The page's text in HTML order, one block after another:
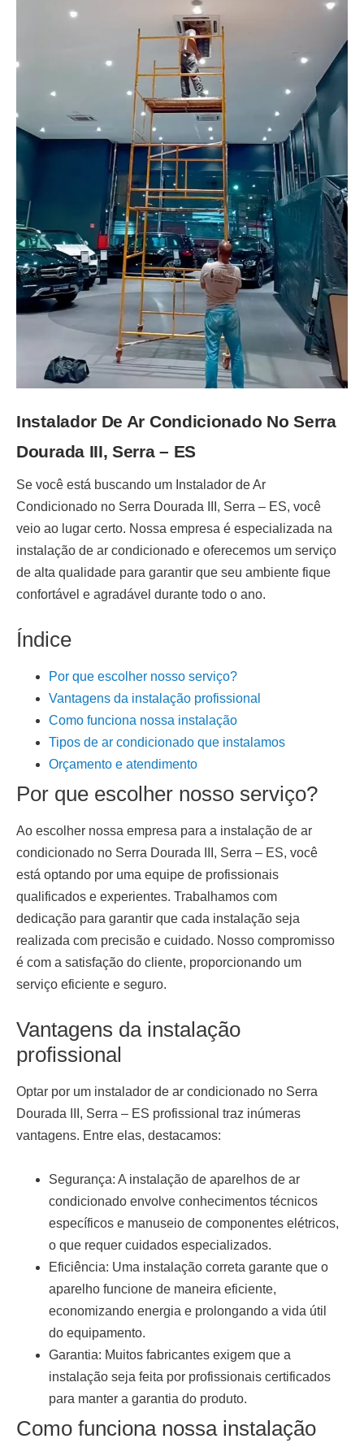
Instalador De Ar Condicionado No Serra
Dourada III, Serra – ES
Se você está buscando um Instalador de Ar
Condicionado no Serra Dourada III, Serra – ES, você
veio ao lugar certo. Nossa empresa é especializada na
instalação de ar condicionado e oferecemos um serviço
de alta qualidade para garantir que seu ambiente fique
confortável e agradável durante todo o ano.
Índice
Por que escolher nosso serviço?
Vantagens da instalação profissional
Como funciona nossa instalação
Tipos de ar condicionado que instalamos
Orçamento e atendimento
Por que escolher nosso serviço?
Ao escolher nossa empresa para a instalação de ar
condicionado no Serra Dourada III, Serra – ES, você
está optando por uma equipe de profissionais
qualificados e experientes. Trabalhamos com
dedicação para garantir que cada instalação seja
realizada com precisão e cuidado. Nosso compromisso
é com a satisfação do cliente, proporcionando um
serviço eficiente e seguro.
Vantagens da instalação
profissional
Optar por um instalador de ar condicionado no Serra
Dourada III, Serra – ES profissional traz inúmeras
vantagens. Entre elas, destacamos:
Segurança: A instalação de aparelhos de ar
condicionado envolve conhecimentos técnicos
específicos e manuseio de componentes elétricos,
o que requer cuidados especializados.
Eficiência: Uma instalação correta garante que o
aparelho funcione de maneira eficiente,
economizando energia e prolongando a vida útil
do equipamento.
Garantia: Muitos fabricantes exigem que a
instalação seja feita por profissionais certificados
para manter a garantia do produto.
Como funciona nossa instalação